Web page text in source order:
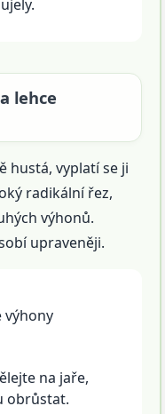
lehce
hustá, vyplatí se ji
radikální řez,
výhonů.
upraveněji.
výhony
na jaře,
obrůstat.